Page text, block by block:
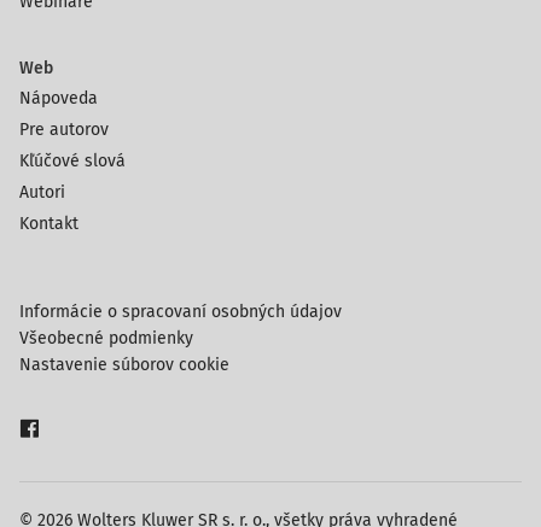
Web
Nápoveda
Pre autorov
Kľúčové slová
Autori
Kontakt
© 2026 Wolters Kluwer SR s. r. o., všetky práva vyhradené
Informácie o spracovaní osobných údajov
Všeobecné podmienky
Nastavenie súborov cookie